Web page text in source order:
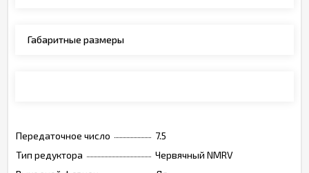
Габаритные размеры
Передаточное число
7.5
Тип редуктора
Червячный NMRV